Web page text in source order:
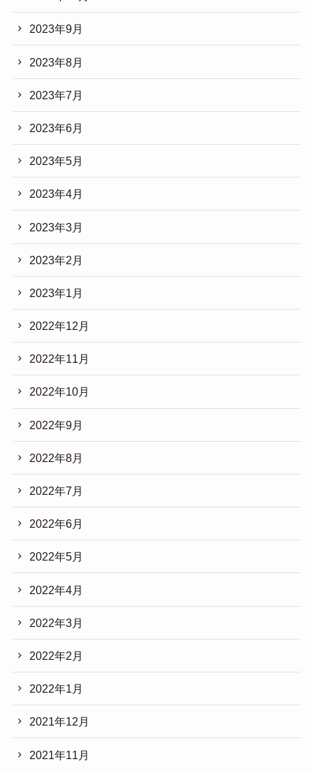
2023年9月
2023年8月
2023年7月
2023年6月
2023年5月
2023年4月
2023年3月
2023年2月
2023年1月
2022年12月
2022年11月
2022年10月
2022年9月
2022年8月
2022年7月
2022年6月
2022年5月
2022年4月
2022年3月
2022年2月
2022年1月
2021年12月
2021年11月